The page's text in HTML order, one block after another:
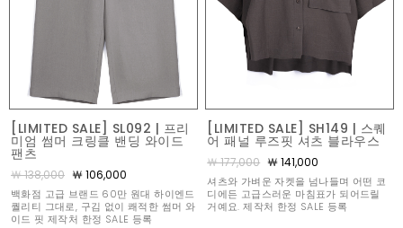
[LIMITED SALE] SL092 | 프리
미엄 썸머 크링클 밴딩 와이드
팬츠
￦ 138,000 ￦ 106,000
백화점 고급 브랜드 60만 원대 하이엔드
퀄리티 그대로, 구김 없이 쾌적한 썸머 와
이드 핏 제작처 한정 SALE 등록
[LIMITED SALE] SH149 | 스퀘
어 패널 루즈핏 셔츠 블라우스
￦ 177,000 ￦ 141,000
셔츠와 가벼운 자켓을 넘나들며 어떤 코
디에든 고급스러운 마침표가 되어드릴
거예요. 제작처 한정 SALE 등록